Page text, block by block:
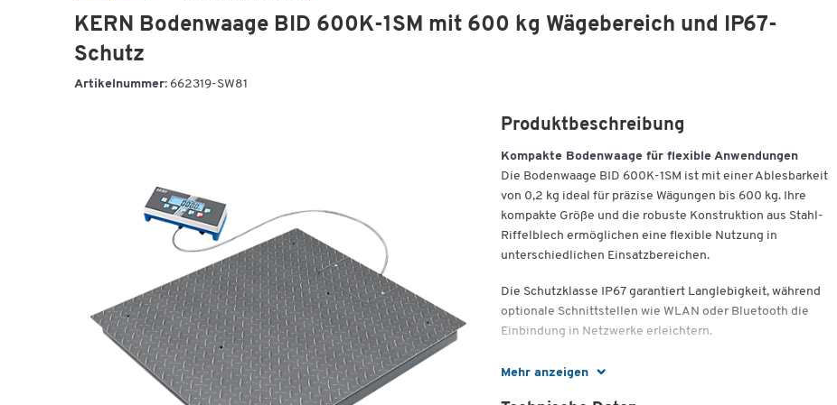
KERN Bodenwaage BID 600K-1SM mit 600 kg Wägebereich und IP67-
Schutz
Artikelnummer: 662319-SW81
Mehr anzeigen
Produktbeschreibung
Kompakte Bodenwaage für flexible Anwendungen
Die Bodenwaage BID 600K-1SM ist mit einer Ablesbarkeit
von 0,2 kg ideal für präzise Wägungen bis 600 kg. Ihre
kompakte Größe und die robuste Konstruktion aus Stahl-
Riffelblech ermöglichen eine flexible Nutzung in
unterschiedlichen Einsatzbereichen.
Die Schutzklasse IP67 garantiert Langlebigkeit, während
optionale Schnittstellen wie WLAN oder Bluetooth die
Einbindung in Netzwerke erleichtern.
Wichtige Details:
Maße: B 1000 x T 1000 x H 108 mm